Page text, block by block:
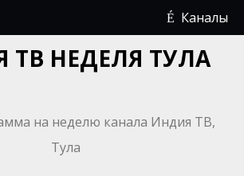
Каналы
ТВ НЕДЕЛЯ ТУЛА